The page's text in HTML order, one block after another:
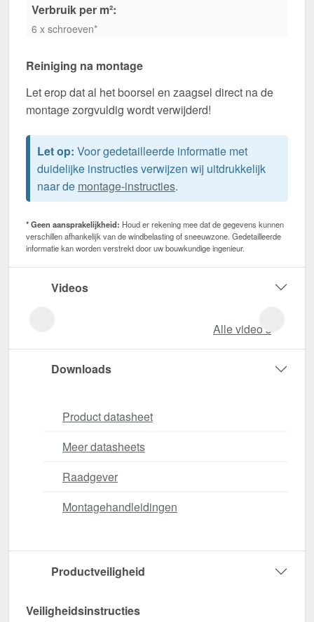
Verbruik per m²:
6 x schroeven*
Reiniging na montage
Let erop dat al het boorsel en zaagsel direct na de
montage zorgvuldig wordt verwijderd!
Let op: Voor gedetailleerde informatie met
duidelijke instructies verwijzen wij uitdrukkelijk
naar de montage-instructies.
* Geen aansprakelijkheid: Houd er rekening mee dat de gegevens kunnen
verschillen afhankelijk van de windbelasting of sneeuwzone. Gedetailleerde
informatie kan worden verstrekt door uw bouwkundige ingenieur.
Videos
Alle video‘s
Downloads
Product datasheet
Meer datasheets
Raadgever
Montagehandleidingen
Productveiligheid
Veiligheidsinstructies